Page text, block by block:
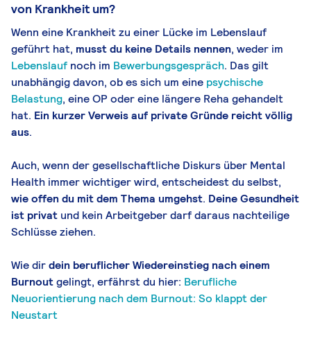
von Krankheit um?
Wenn eine Krankheit zu einer Lücke im Lebenslauf
geführt hat, musst du keine Details nennen, weder im
Lebenslauf noch im Bewerbungsgespräch. Das gilt
unabhängig davon, ob es sich um eine psychische
Belastung, eine OP oder eine längere Reha gehandelt
hat. Ein kurzer Verweis auf private Gründe reicht völlig
aus.
Auch, wenn der gesellschaftliche Diskurs über Mental
Health immer wichtiger wird, entscheidest du selbst,
wie offen du mit dem Thema umgehst. Deine Gesundheit
ist privat und kein Arbeitgeber darf daraus nachteilige
Schlüsse ziehen.
Wie dirdein beruflicher Wiedereinstieg nach einem
Burnoutgelingt, erfährst du hier: Berufliche
Neuorientierung nach dem Burnout: So klappt der
Neustart